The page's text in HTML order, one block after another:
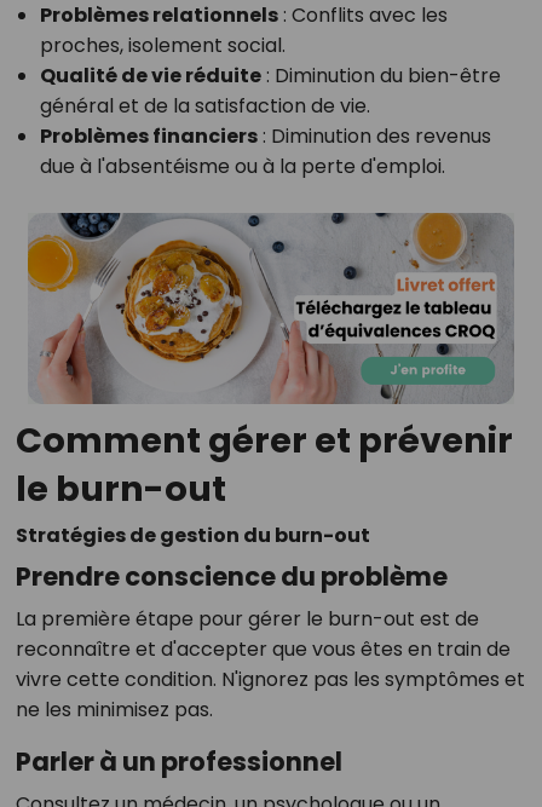
Problèmes relationnels: Conflits avec les
proches, isolement social.
Qualité de vie réduite: Diminution du bien-être
général et de la satisfaction de vie.
Problèmes financiers: Diminution des revenus
due à l'absentéisme ou à la perte d'emploi.
Comment gérer et prévenir
le burn-out
Stratégies de gestion du burn-out
Prendre conscience du problème
La première étape pour gérer le burn-out est de
reconnaître et d'accepter que vous êtes en train de
vivre cette condition. N'ignorez pas les symptômes et
ne les minimisez pas.
Parler à un professionnel